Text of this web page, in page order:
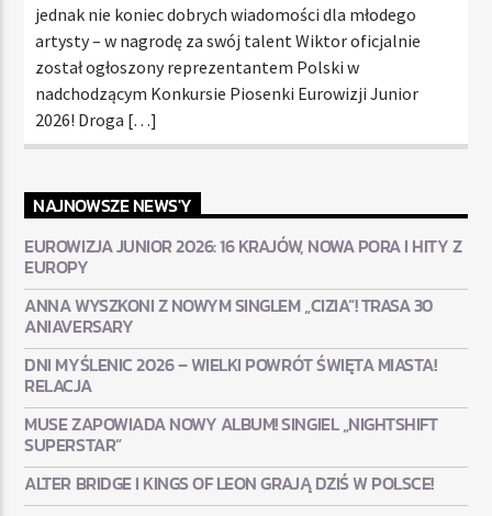
jednak nie koniec dobrych wiadomości dla młodego
artysty – w nagrodę za swój talent Wiktor oficjalnie
został ogłoszony reprezentantem Polski w
nadchodzącym Konkursie Piosenki Eurowizji Junior
2026! Droga […]
NAJNOWSZE NEWS'Y
EUROWIZJA JUNIOR 2026: 16 KRAJÓW, NOWA PORA I HITY Z
EUROPY
ANNA WYSZKONI Z NOWYM SINGLEM „CIZIA”! TRASA 30
ANIAVERSARY
DNI MYŚLENIC 2026 – WIELKI POWRÓT ŚWIĘTA MIASTA!
RELACJA
MUSE ZAPOWIADA NOWY ALBUM! SINGIEL „NIGHTSHIFT
SUPERSTAR”
ALTER BRIDGE I KINGS OF LEON GRAJĄ DZIŚ W POLSCE!